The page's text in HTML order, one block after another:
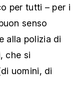
per tutti – per i
senso
alla polizia di
che si
uomini, di